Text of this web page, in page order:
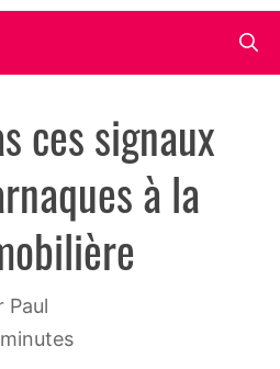
ces signaux
à la
Paul